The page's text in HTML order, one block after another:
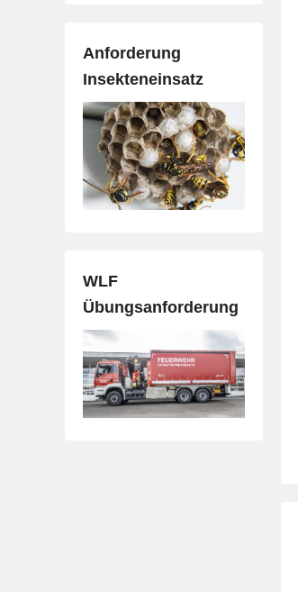
Anforderung
Insekteneinsatz
WLF
Übungsanforderung